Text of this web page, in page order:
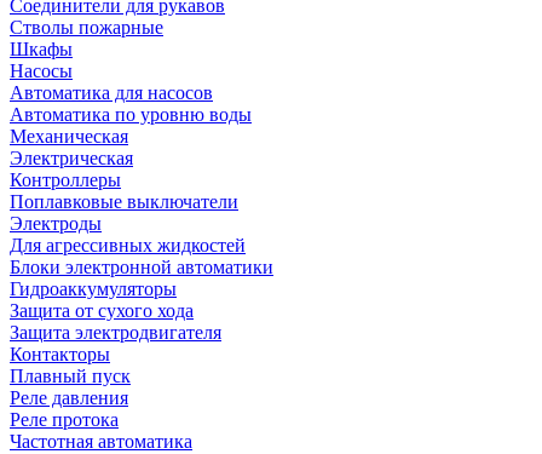
Соединители для рукавов
Стволы пожарные
Шкафы
Насосы
Автоматика для насосов
Автоматика по уровню воды
Механическая
Электрическая
Контроллеры
Поплавковые выключатели
Электроды
Для агрессивных жидкостей
Блоки электронной автоматики
Гидроаккумуляторы
Защита от сухого хода
Защита электродвигателя
Контакторы
Плавный пуск
Реле давления
Реле протока
Частотная автоматика